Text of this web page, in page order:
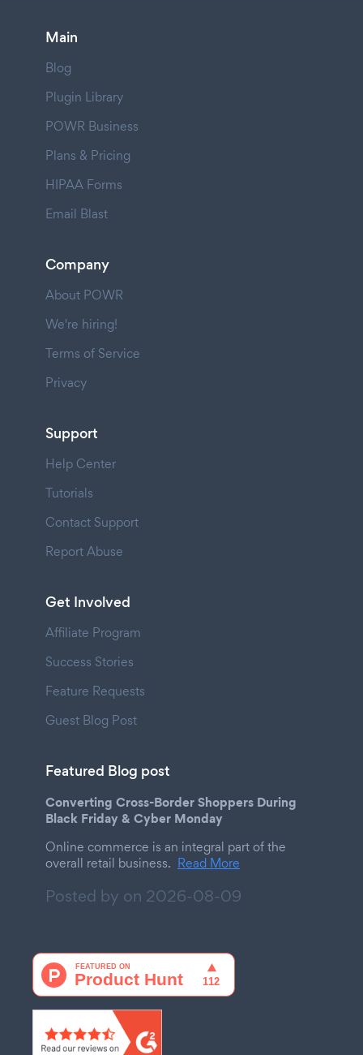
Main
Blog
Plugin Library
POWR Business
Plans & Pricing
HIPAA Forms
Email Blast
Company
About POWR
We're hiring!
Terms of Service
Privacy
Support
Help Center
Tutorials
Contact Support
Report Abuse
Get Involved
Affiliate Program
Success Stories
Feature Requests
Guest Blog Post
Featured Blog post
Converting Cross-Border Shoppers During
Black Friday & Cyber Monday
Online commerce is an integral part of the
overall retail business. Read More
Posted by on 2026-08-09